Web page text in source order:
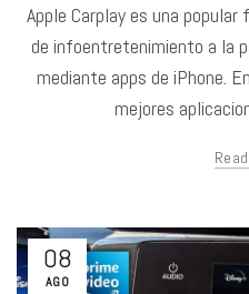
Apple Carplay es una
de infoentretenimiento a la
mediante apps de iPhone.
mejores
08
AGO